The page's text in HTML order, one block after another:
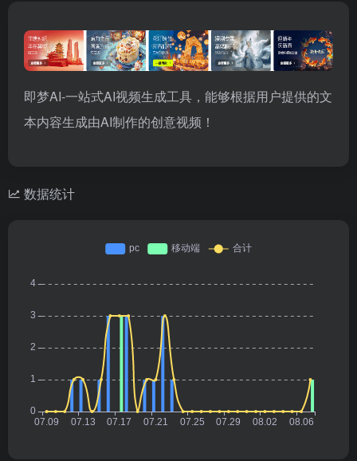
即梦AI-一站式AI视频生成工具，能够根据用户提供的文
本内容生成由AI制作的创意视频！
数据统计